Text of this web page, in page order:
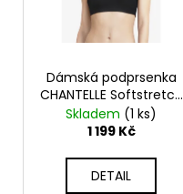
Dámská podprsenka
CHANTELLE Softstretch
C16A30
Skladem (1 ks)
1 199 Kč
DETAIL